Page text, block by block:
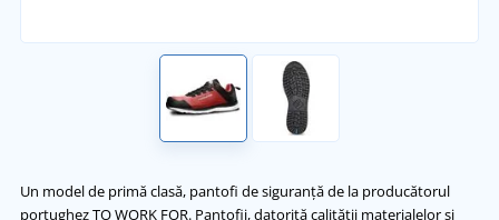
Un model de primă clasă, pantofi de siguranță de la producătorul
portughez TO WORK FOR. Pantofii, datorită calității materialelor și